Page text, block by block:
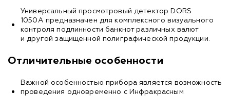
Универсальный просмотровый детектор DORS
1050А предназначен для комплексного визуального
контроля подлинности банкнот различных валют
и другой защищенной полиграфической продукции.
Отличительные особенности
Важной особенностью прибора является возможность
проведения одновременно с Инфракрасным